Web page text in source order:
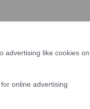
advertising like cookies on
online advertising
ο Πρόεδρος της
δεν προχώρησε
του επόμενου
των εξωτερικών